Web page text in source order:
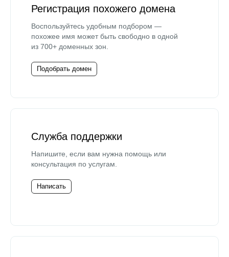
Регистрация похожего домена
Воспользуйтесь удобным подбором —
похожее имя может быть свободно в одной
из 700+ доменных зон.
Подобрать домен
Служба поддержки
Напишите, если вам нужна помощь или
консультация по услугам.
Написать